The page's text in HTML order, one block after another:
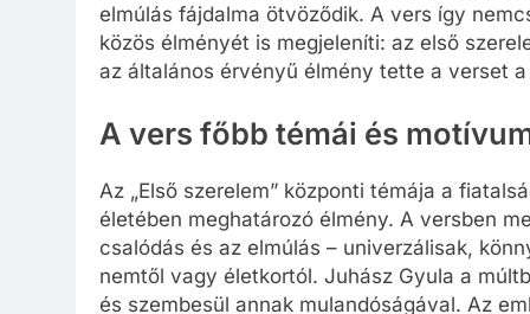
elmúlás fájdalma ötvöződik. A vers így
közös élményét is megjeleníti: az első
az általános érvényű élmény tette a verset
A vers főbb témái és
Az „Első szerelem” központi témája a
életében meghatározó élmény. A versben
csalódás és az elmúlás – univerzálisak,
nemtől vagy életkortól. Juhász Gyula a
és szembesül annak mulandóságával. Az